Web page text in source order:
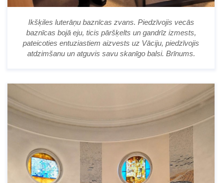
Ikšķiles luterāņu baznīcas zvans. Piedzīvojis vecās
baznīcas bojā eju, ticis pāršķelts un gandrīz izmests,
pateicoties entuziastiem aizvests uz Vāciju, piedzīvojis
atdzimšanu un atguvis savu skanīgo balsi. Brīnums.